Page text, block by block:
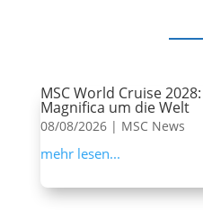
MSC World Cruise
Magnifica um die Welt
08/08/2026| MSC News
mehr lesen...